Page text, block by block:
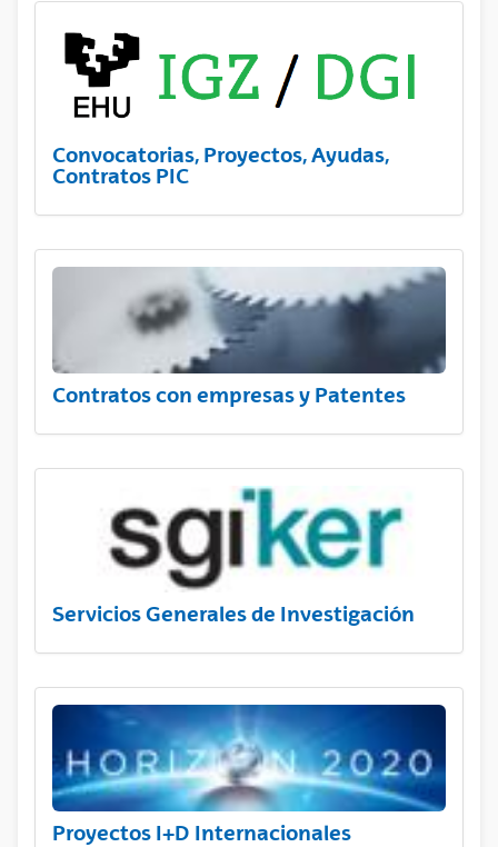
Convocatorias, Proyectos, Ayudas,
Contratos PIC
Contratos con empresas y Patentes
Servicios Generales de Investigación
Proyectos I+D Internacionales